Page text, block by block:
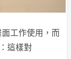
工作使用，而
這樣對